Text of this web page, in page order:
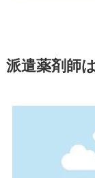
派遣薬剤師